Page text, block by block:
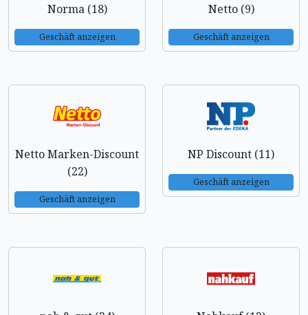
Norma (18)
Geschäft anzeigen
Netto (9)
Geschäft anzeigen
Netto Marken-Discount
(22)
Geschäft anzeigen
NP Discount (11)
Geschäft anzeigen